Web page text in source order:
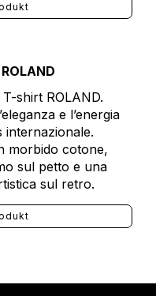
shirt ROLAND.
e l’energia
internazionale.
morbido cotone,
sul petto e una
sul retro.